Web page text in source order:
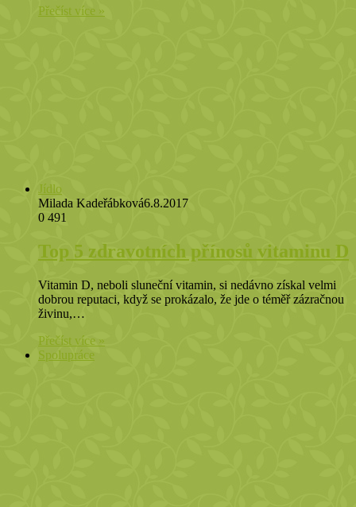
Přečíst více »
Jídlo
Milada Kadeřábková6.8.2017
0 491
Top 5 zdravotních přínosů vitaminu D
Vitamin D, neboli sluneční vitamin, si nedávno získal velmi
dobrou reputaci, když se prokázalo, že jde o téměř zázračnou
živinu,…
Přečíst více »
Spolupráce